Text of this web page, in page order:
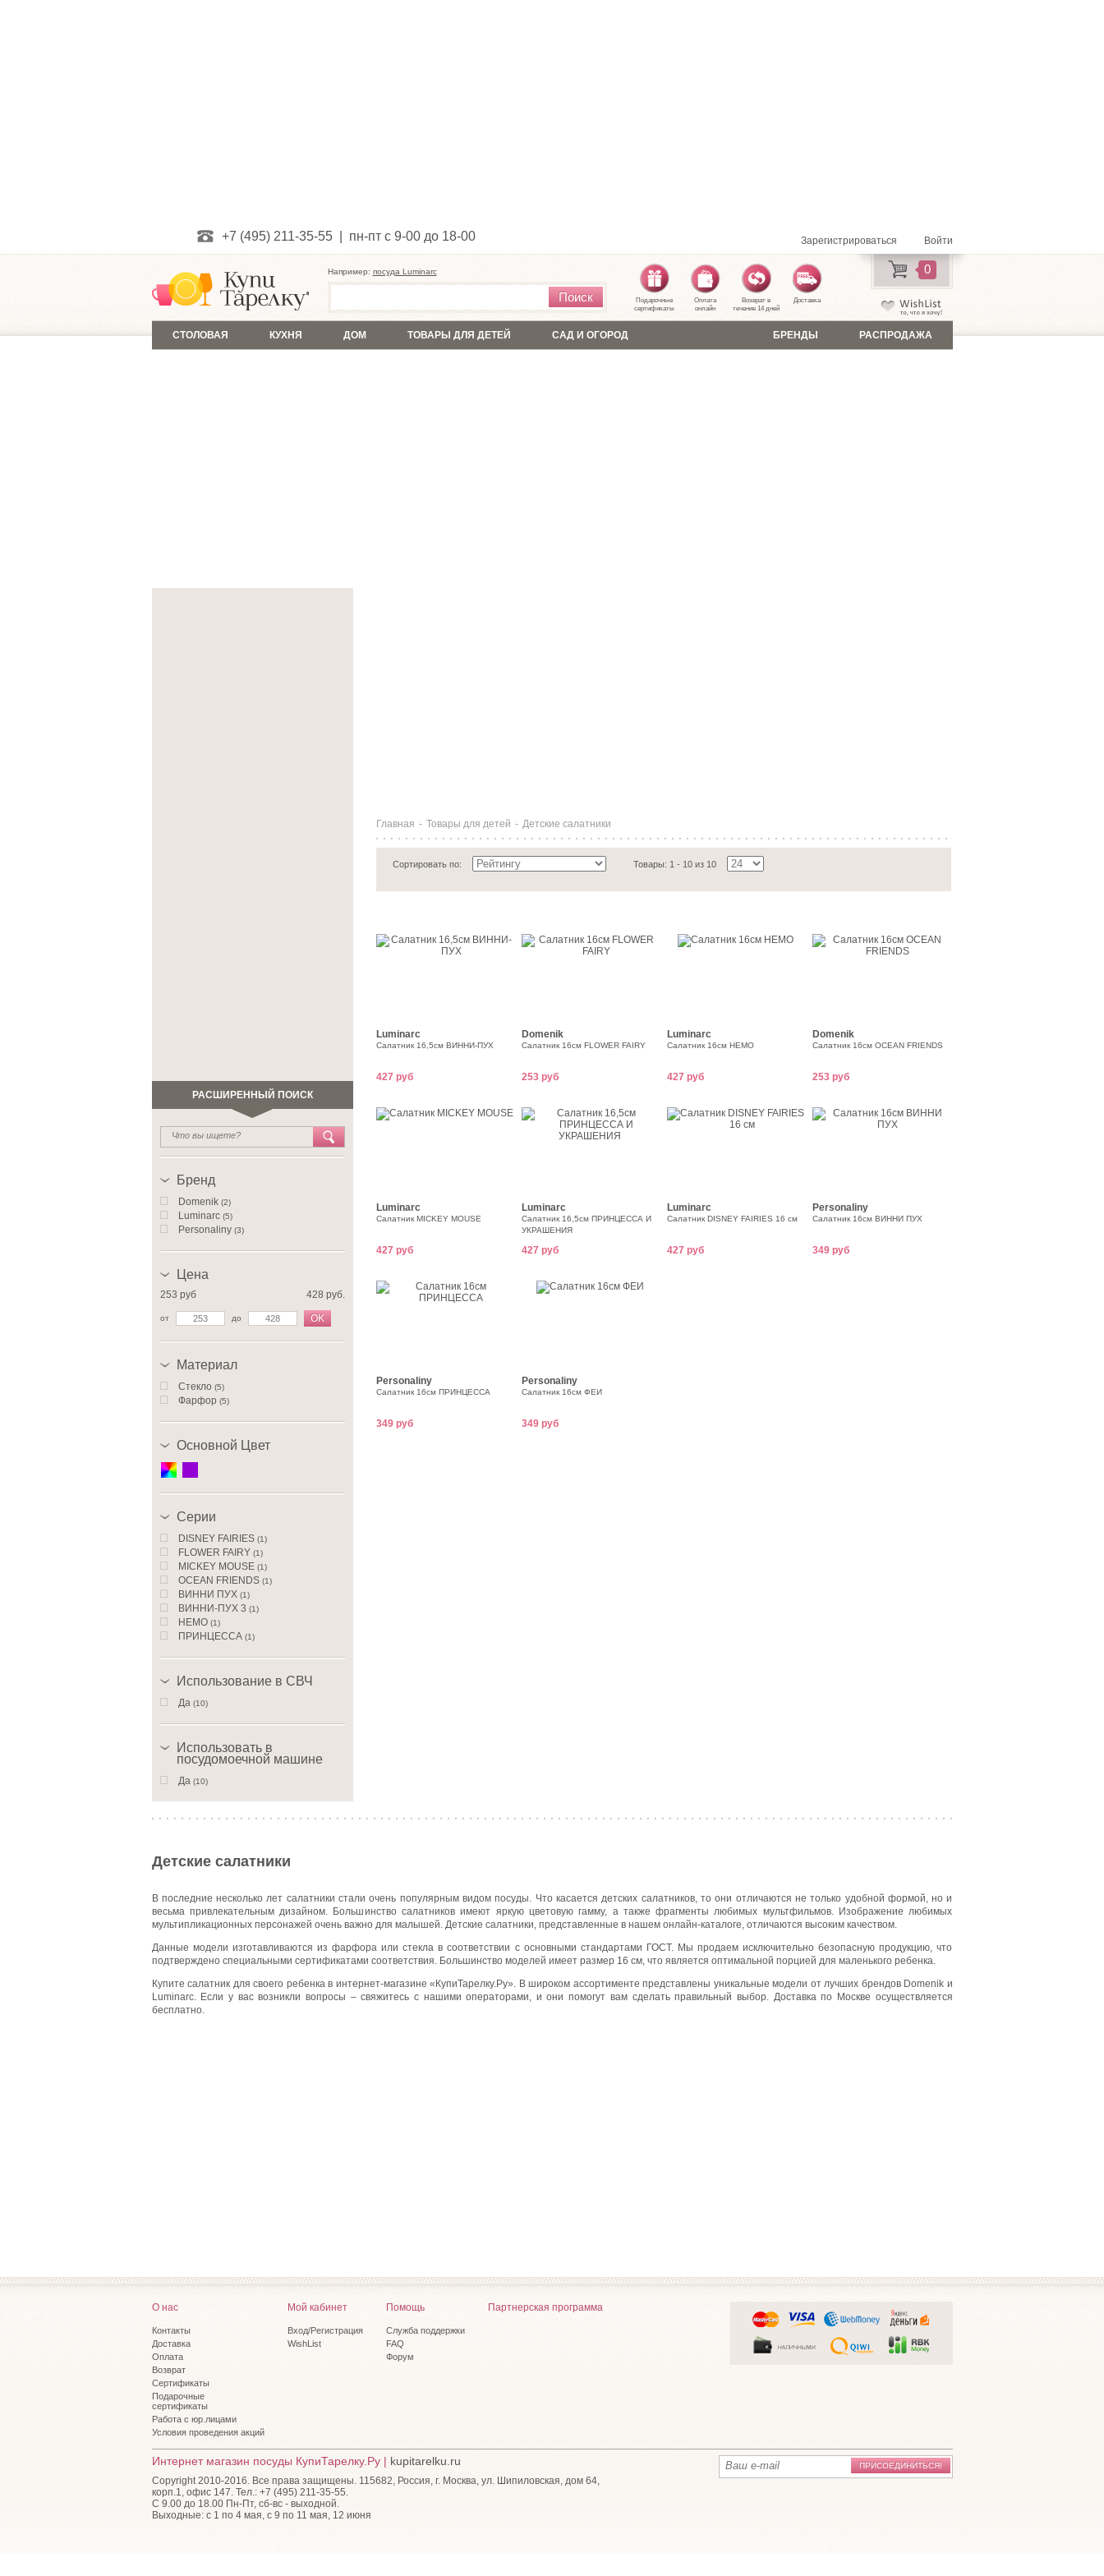
+7 (495) 211-35-55 | пн-пт с 9-00 до 18-00 Зарегистрироваться Войти
0
Например: посуда Luminarc
Поиск
Подарочные
сертификаты
Оплата
онлайн
Возврат в
течение 14 дней
Доставка
СТОЛОВАЯ КУХНЯ ДОМ ТОВАРЫ ДЛЯ ДЕТЕЙ САД И ОГОРОД РАСПРОДАЖА
БРЕНДЫ
РАСШИРЕННЫЙ ПОИСК
Бренд
Domenik (2)
Luminarc (5)
Personaliny (3)
Цена
253 руб 428 руб.
от до OK
Материал
Стекло (5)
Фарфор (5)
Основной Цвет
Серии
DISNEY FAIRIES (1)
FLOWER FAIRY (1)
MICKEY MOUSE (1)
OCEAN FRIENDS (1)
ВИННИ ПУХ (1)
ВИННИ-ПУХ 3 (1)
НЕМО (1)
ПРИНЦЕССА (1)
Использование в СВЧ
Да (10)
Использовать в
посудомоечной машине
Да (10)
Главная - Товары для детей - Детские салатники
Сортировать по: Товары: 1 - 10 из 10
Luminarc
Салатник 16,5см ВИННИ-ПУХ
427 руб
Domenik
Салатник 16см FLOWER FAIRY
253 руб
Luminarc
Салатник 16см НЕМО
427 руб
Domenik
Салатник 16см OCEAN FRIENDS
253 руб
Luminarc
Салатник MICKEY MOUSE
427 руб
Luminarc
Салатник 16,5см ПРИНЦЕССА И
УКРАШЕНИЯ
427 руб
Luminarc
Салатник DISNEY FAIRIES 16 см
427 руб
Personaliny
Салатник 16см ВИННИ ПУХ
349 руб
Personaliny
Салатник 16см ПРИНЦЕССА
349 руб
Personaliny
Салатник 16см ФЕИ
349 руб
Детские салатники
В последние несколько лет салатники стали очень популярным видом посуды. Что касается детских салатников, то они отличаются не только удобной формой, но и
весьма привлекательным дизайном. Большинство салатников имеют яркую цветовую гамму, а также фрагменты любимых мультфильмов. Изображение любимых
мультипликационных персонажей очень важно для малышей. Детские салатники, представленные в нашем онлайн-каталоге, отличаются высоким качеством.
Данные модели изготавливаются из фарфора или стекла в соответствии с основными стандартами ГОСТ. Мы продаем исключительно безопасную продукцию, что
подтверждено специальными сертификатами соответствия. Большинство моделей имеет размер 16 см, что является оптимальной порцией для маленького ребенка.
Купите салатник для своего ребенка в интернет-магазине «КупиТарелку.Ру». В широком ассортименте представлены уникальные модели от лучших брендов Domenik и
Luminarc. Если у вас возникли вопросы – свяжитесь с нашими операторами, и они помогут вам сделать правильный выбор. Доставка по Москве осуществляется
бесплатно.
О нас
Контакты
Доставка
Оплата
Возврат
Сертификаты
Подарочные
сертификаты
Работа с юр.лицами
Условия проведения акций
Мой кабинет
Вход/Регистрация
WishList
Помощь
Служба поддержки
FAQ
Форум
Партнерская программа
ПРИСОЕДИНИТЬСЯ!
Интернет магазин посуды КупиТарелку.Ру | kupitarelku.ru
Copyright 2010-2016. Все права защищены. 115682, Россия, г. Москва, ул. Шипиловская, дом 64,
корп.1, офис 147. Тел.: +7 (495) 211-35-55.
С 9.00 до 18.00 Пн-Пт, сб-вс - выходной.
Выходные: с 1 по 4 мая, с 9 по 11 мая, 12 июня